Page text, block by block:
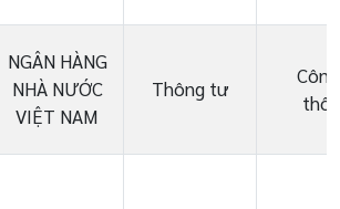
NGÂN HÀNG
NHÀ NƯỚC
VIỆT NAM
Thông tư